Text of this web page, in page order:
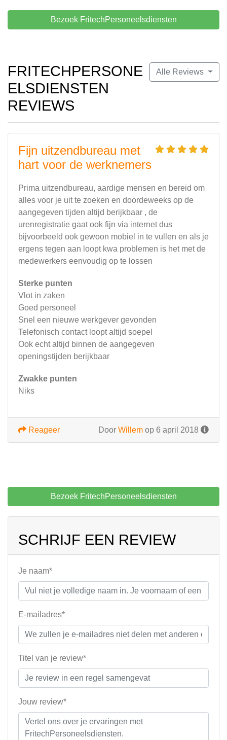
Bezoek FritechPersoneelsdiensten
Alle Reviews
FRITECHPERSONE
ELSDIENSTEN
REVIEWS
Fijn uitzendbureau met
hart voor de werknemers
Prima uitzendbureau, aardige mensen en bereid om
alles voor je uit te zoeken en doordeweeks op de
aangegeven tijden altijd berijkbaar , de
urenregistratie gaat ook fijn via internet dus
bijvoorbeeld ook gewoon mobiel in te vullen en als je
ergens tegen aan loopt kwa problemen is het met de
medewerkers eenvoudig op te lossen
Sterke punten
Vlot in zaken
Goed personeel
Snel een nieuwe werkgever gevonden
Telefonisch contact loopt altijd soepel
Ook echt altijd binnen de aangegeven
openingstijden berijkbaar
Zwakke punten
Niks
Door Willem op 6 april 2018
Reageer
Bezoek FritechPersoneelsdiensten
SCHRIJF EEN REVIEW
Je naam*
E-mailadres*
Titel van je review*
Jouw review*